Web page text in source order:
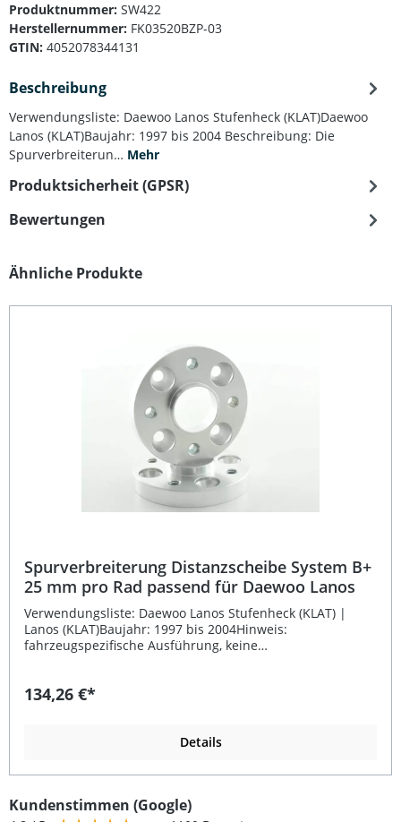
Produktnummer: SW422
Herstellernummer: FK03520BZP-03
GTIN: 4052078344131
Beschreibung
Verwendungsliste: Daewoo Lanos Stufenheck (KLAT)Daewoo
Lanos (KLAT)Baujahr: 1997 bis 2004 Beschreibung: Die
Spurverbreiterun… Mehr
Produktsicherheit (GPSR)
Bewertungen
Produktgalerie überspringen
Ähnliche Produkte
Spurverbreiterung Distanzscheibe System B+
25 mm pro Rad passend für Daewoo Lanos
Verwendungsliste: Daewoo Lanos Stufenheck (KLAT) |
Lanos (KLAT)Baujahr: 1997 bis 2004Hinweis:
fahrzeugspezifische Ausführung, keine
mit 25 mm pro Rad sind speziell für den Daewoo Lanos
verbessertes Fahrverhalten. Durch das System B+ wird die
während die Original-Felgenschrauben zur Befestigung
sichere Verschraubung und dauerhafte Stabilität.
134,26 €*
Details
Kundenstimmen (Google)